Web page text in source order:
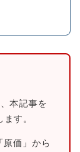
本記事を
す。
価」から